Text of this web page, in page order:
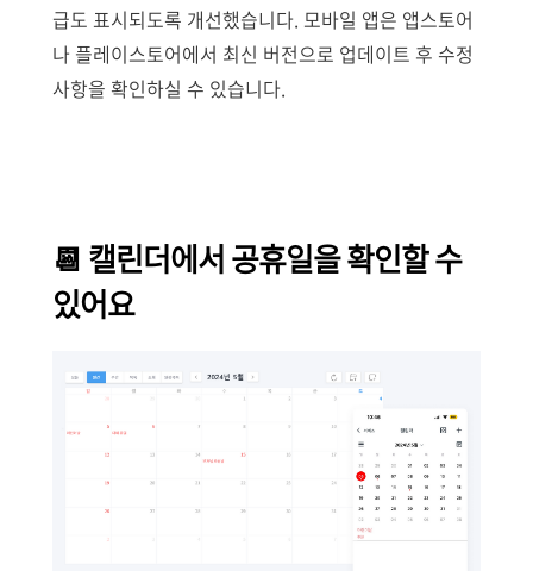
급도 표시되도록 개선했습니다. 모바일 앱은 앱스토어
나 플레이스토어에서 최신 버전으로 업데이트 후 수정
사항을 확인하실 수 있습니다.
📆 캘린더에서 공휴일을 확인할 수
있어요